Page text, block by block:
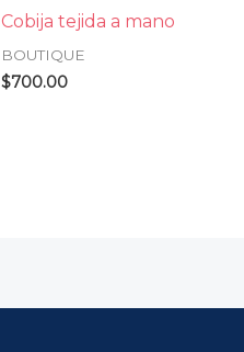
Cobija tejida a mano
BOUTIQUE
$700.00